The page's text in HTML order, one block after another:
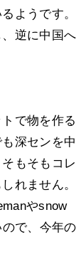
ようです。
逆に中国へ
で物を作る
深センを中
もそもコレ
れません。
やsnow
で、今年の